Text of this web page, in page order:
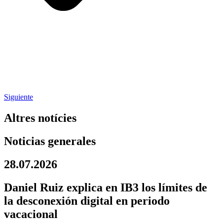
Siguiente
Altres notícies
Noticias generales
28.07.2026
Daniel Ruiz explica en IB3 los límites de
la desconexión digital en periodo
vacacional